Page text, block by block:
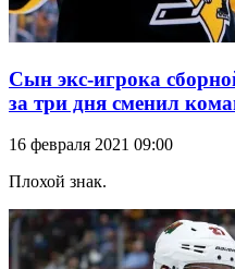
Сын экс-игрока
за три дня сменил
16 февраля 2021 09:00
Плохой знак.